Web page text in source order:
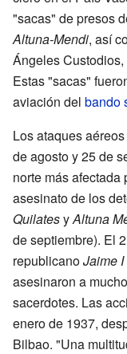
"sacas" de presos
Altuna-Mendi, así
Ángeles
Estas "sacas"
aviación del bando
Los ataques
de agosto y 25 de
norte más afectada
asesinato de los
QuilatesyAltuna
de septiembre). El
republicanoJaime I
asesinaron a
sacerdotes. Las
enero de 1937,
Bilbao. "Una